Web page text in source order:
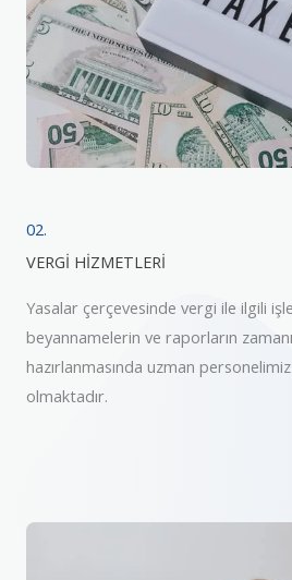
02.
VERGİ HİZMETLERİ
Yasalar çerçevesinde vergi ile ilgili
beyannamelerin ve raporların
hazırlanmasında uzman
olmaktadır.